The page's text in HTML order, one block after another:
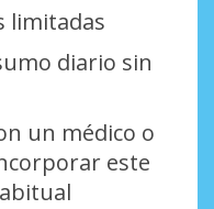
limitadas
diario sin
un médico o
este